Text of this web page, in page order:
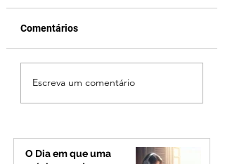
Jovem de 24 anos é
morto após briga
durante luau no
Paranaíba
Comentários
Escreva um comentário
O Dia em que uma